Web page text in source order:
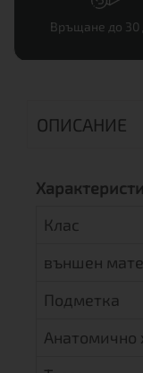
Връщане до 30
ОПИСАНИЕ
Клас
външен
Подметка
Анатомично